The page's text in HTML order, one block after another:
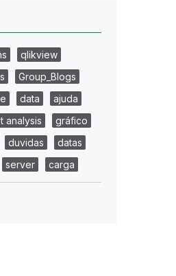
qlikview
Group_Blogs
data
ajuda
analysis
gráfico
duvidas
datas
server carga